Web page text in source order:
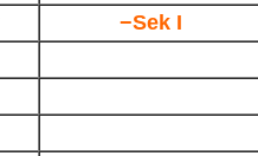
−Sek I